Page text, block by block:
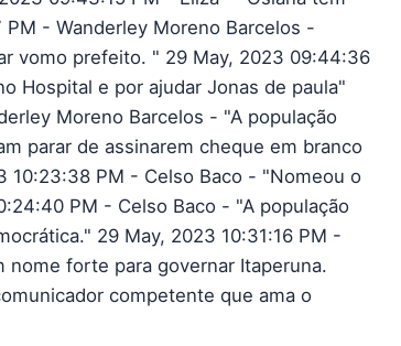
- Wanderley Moreno Barcelos -
vomo prefeito. " 29 May, 2023 09:44:36
Hospital e por ajudar Jonas de paula"
Moreno Barcelos - "A população
parar de assinarem cheque em branco
10:23:38 PM - Celso Baco - "Nomeou o
PM - Celso Baco - "A população
29 May, 2023 10:31:16 PM -
nome forte para governar Itaperuna.
competente que ama o